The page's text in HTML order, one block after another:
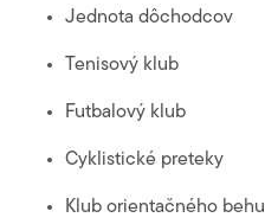
Jednota dôchodcov
Tenisový klub
Futbalový klub
Cyklistické preteky
Klub orientačného behu